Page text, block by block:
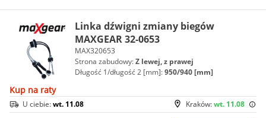
Linka dźwigni zmiany biegów
MAXGEAR 32-0653
MAX320653
Strona zabudowy:Z lewej, z prawej
Długość 1/długość 2 [mm]:950/940 [mm]
Kup na raty
Kraków:wt. 11.08
U ciebie:wt. 11.08